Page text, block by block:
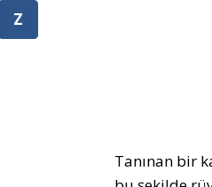
Tanınan bir
Z